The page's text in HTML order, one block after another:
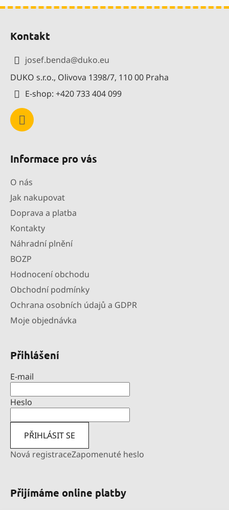
Kontakt
josef.benda@duko.eu
DUKO s.r.o., Olivova 1398/7, 110 00 Praha
E-shop: +420 733 404 099
Informace pro vás
O nás
Jak nakupovat
Doprava a platba
Kontakty
Náhradní plnění
BOZP
Hodnocení obchodu
Obchodní podmínky
Ochrana osobních údajů a GDPR
Moje objednávka
Přihlášení
E-mail
Heslo
PŘIHLÁSIT SE
Nová registraceZapomenuté heslo
Přijímáme online platby